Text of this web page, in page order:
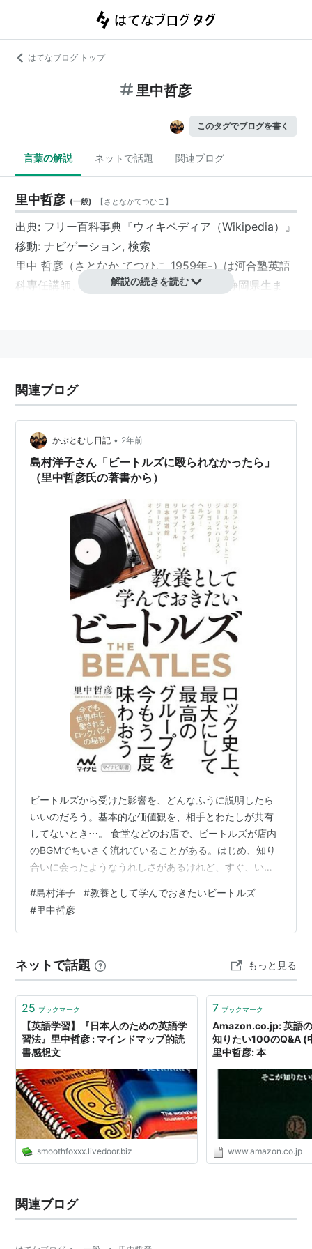
はてなブログ トップ
里中哲彦
このタグでブログを書く
言葉の解説 ネットで話題 関連ブログ
里中哲彦 (一般) 【さとなかてつひこ 】
出典: フリー百科事典『ウィキペディア（Wikipedia）』
移動: ナビゲーション, 検索
里中 哲彦（さとなか てつひこ 1959年-）は河合塾英語
科専任講師、河合文化教育研究所研究員。静岡県生ま
語ジョーク研究、さらに自身の趣味である鬼平犯科帳に
関する著作などもあり、活動は多岐に渡っている。
解説の続きを読む
関連ブログ
かぶとむし日記 • 2年前
島村洋子さん「ビートルズに殴られなかったら」
（里中哲彦氏の著書から）
ビートルズから受けた影響を、どんなふうに説明したら
いいのだろう。基本的な価値観を、相手とわたしが共有
してないとき⋯。 食堂などのお店で、ビートルズが店内
のBGMでちいさく流れていることがある。はじめ、知り
合いに会ったようなうれしさがあるけれど、すぐ、いま
あ、とおもう。角が削れて無害なものとして受容されて
いる。 ビートルズを聴くことが「抵抗」だったり「反
抗」だったりした、そんな時代があったことをうまく言
学んでおきたいビートルズ』（マイナビ新書）という本
のなかに、島村洋子さんの一文をみつけた。 「…
#島村洋子 #教養として学んでおきたいビートルズ
#里中哲彦
ネットで話題 もっと見る
25 ブックマーク
【英語学習】『日本人のための英語学
習法』里中哲彦 : マインドマップ的読
書感想文
smoothfoxxx.livedoor.biz
7 ブックマーク
Amazon.co.jp: 英語
知りたい100のQ&A
里中哲彦: 本
www.amazon.co.jp
関連ブログ